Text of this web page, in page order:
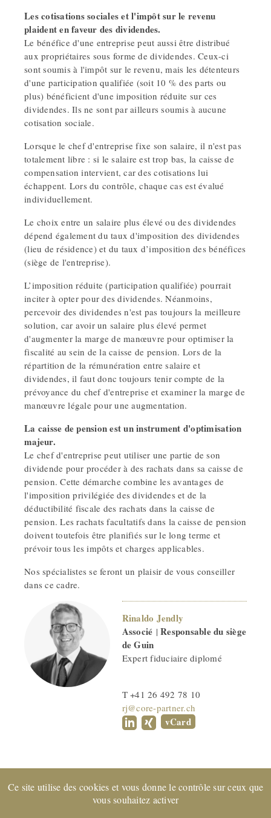
Les cotisations sociales et l'impôt sur le revenu
plaident en faveur des dividendes.
Le bénéfice d'une entreprise peut aussi être distribué
aux propriétaires sous forme de dividendes. Ceux-ci
sont soumis à l'impôt sur le revenu, mais les détenteurs
d'une participation qualifiée (soit 10 % des parts ou
plus) bénéficient d'une imposition réduite sur ces
dividendes. Ils ne sont par ailleurs soumis à aucune
cotisation sociale.
Lorsque le chef d'entreprise fixe son salaire, il n'est pas
totalement libre : si le salaire est trop bas, la caisse de
compensation intervient, car des cotisations lui
échappent. Lors du contrôle, chaque cas est évalué
individuellement.
Le choix entre un salaire plus élevé ou des dividendes
dépend également du taux d'imposition des dividendes
(lieu de résidence) et du taux d’imposition des bénéfices
(siège de l'entreprise).
L’imposition réduite (participation qualifiée) pourrait
inciter à opter pour des dividendes. Néanmoins,
percevoir des dividendes n'est pas toujours la meilleure
solution, car avoir un salaire plus élevé permet
d'augmenter la marge de manœuvre pour optimiser la
fiscalité au sein de la caisse de pension. Lors de la
répartition de la rémunération entre salaire et
dividendes, il faut donc toujours tenir compte de la
prévoyance du chef d'entreprise et examiner la marge de
manœuvre légale pour une augmentation.
La caisse de pension est un instrument d'optimisation
majeur.
Le chef d'entreprise peut utiliser une partie de son
dividende pour procéder à des rachats dans sa caisse de
pension. Cette démarche combine les avantages de
l'imposition privilégiée des dividendes et de la
déductibilité fiscale des rachats dans la caisse de
pension. Les rachats facultatifs dans la caisse de pension
doivent toutefois être planifiés sur le long terme et
prévoir tous les impôts et charges applicables.
Nos spécialistes se feront un plaisir de vous conseiller
dans ce cadre.
Rinaldo Jendly
Associé | Responsable du siège
de Guin
Expert fiduciaire diplomé
T +41 26 492 78 10
rj@core-partner.ch
vCard
Entreprise certifiée EXPERTsuisseet membre de FIDUCIAIRE
| SUISSE © 2022 CORE Partenaires SA
Ce site utilise des cookies et vous donne le contrôle sur ceux que
vous souhaitez activer